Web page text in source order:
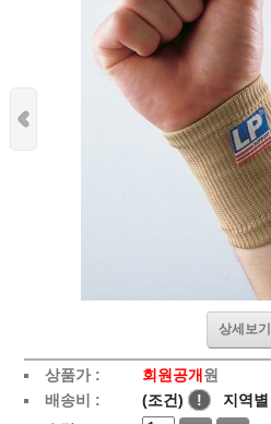
상세보기
상품가 : 회원공개원
배송비 :
(조건) ! 지역별